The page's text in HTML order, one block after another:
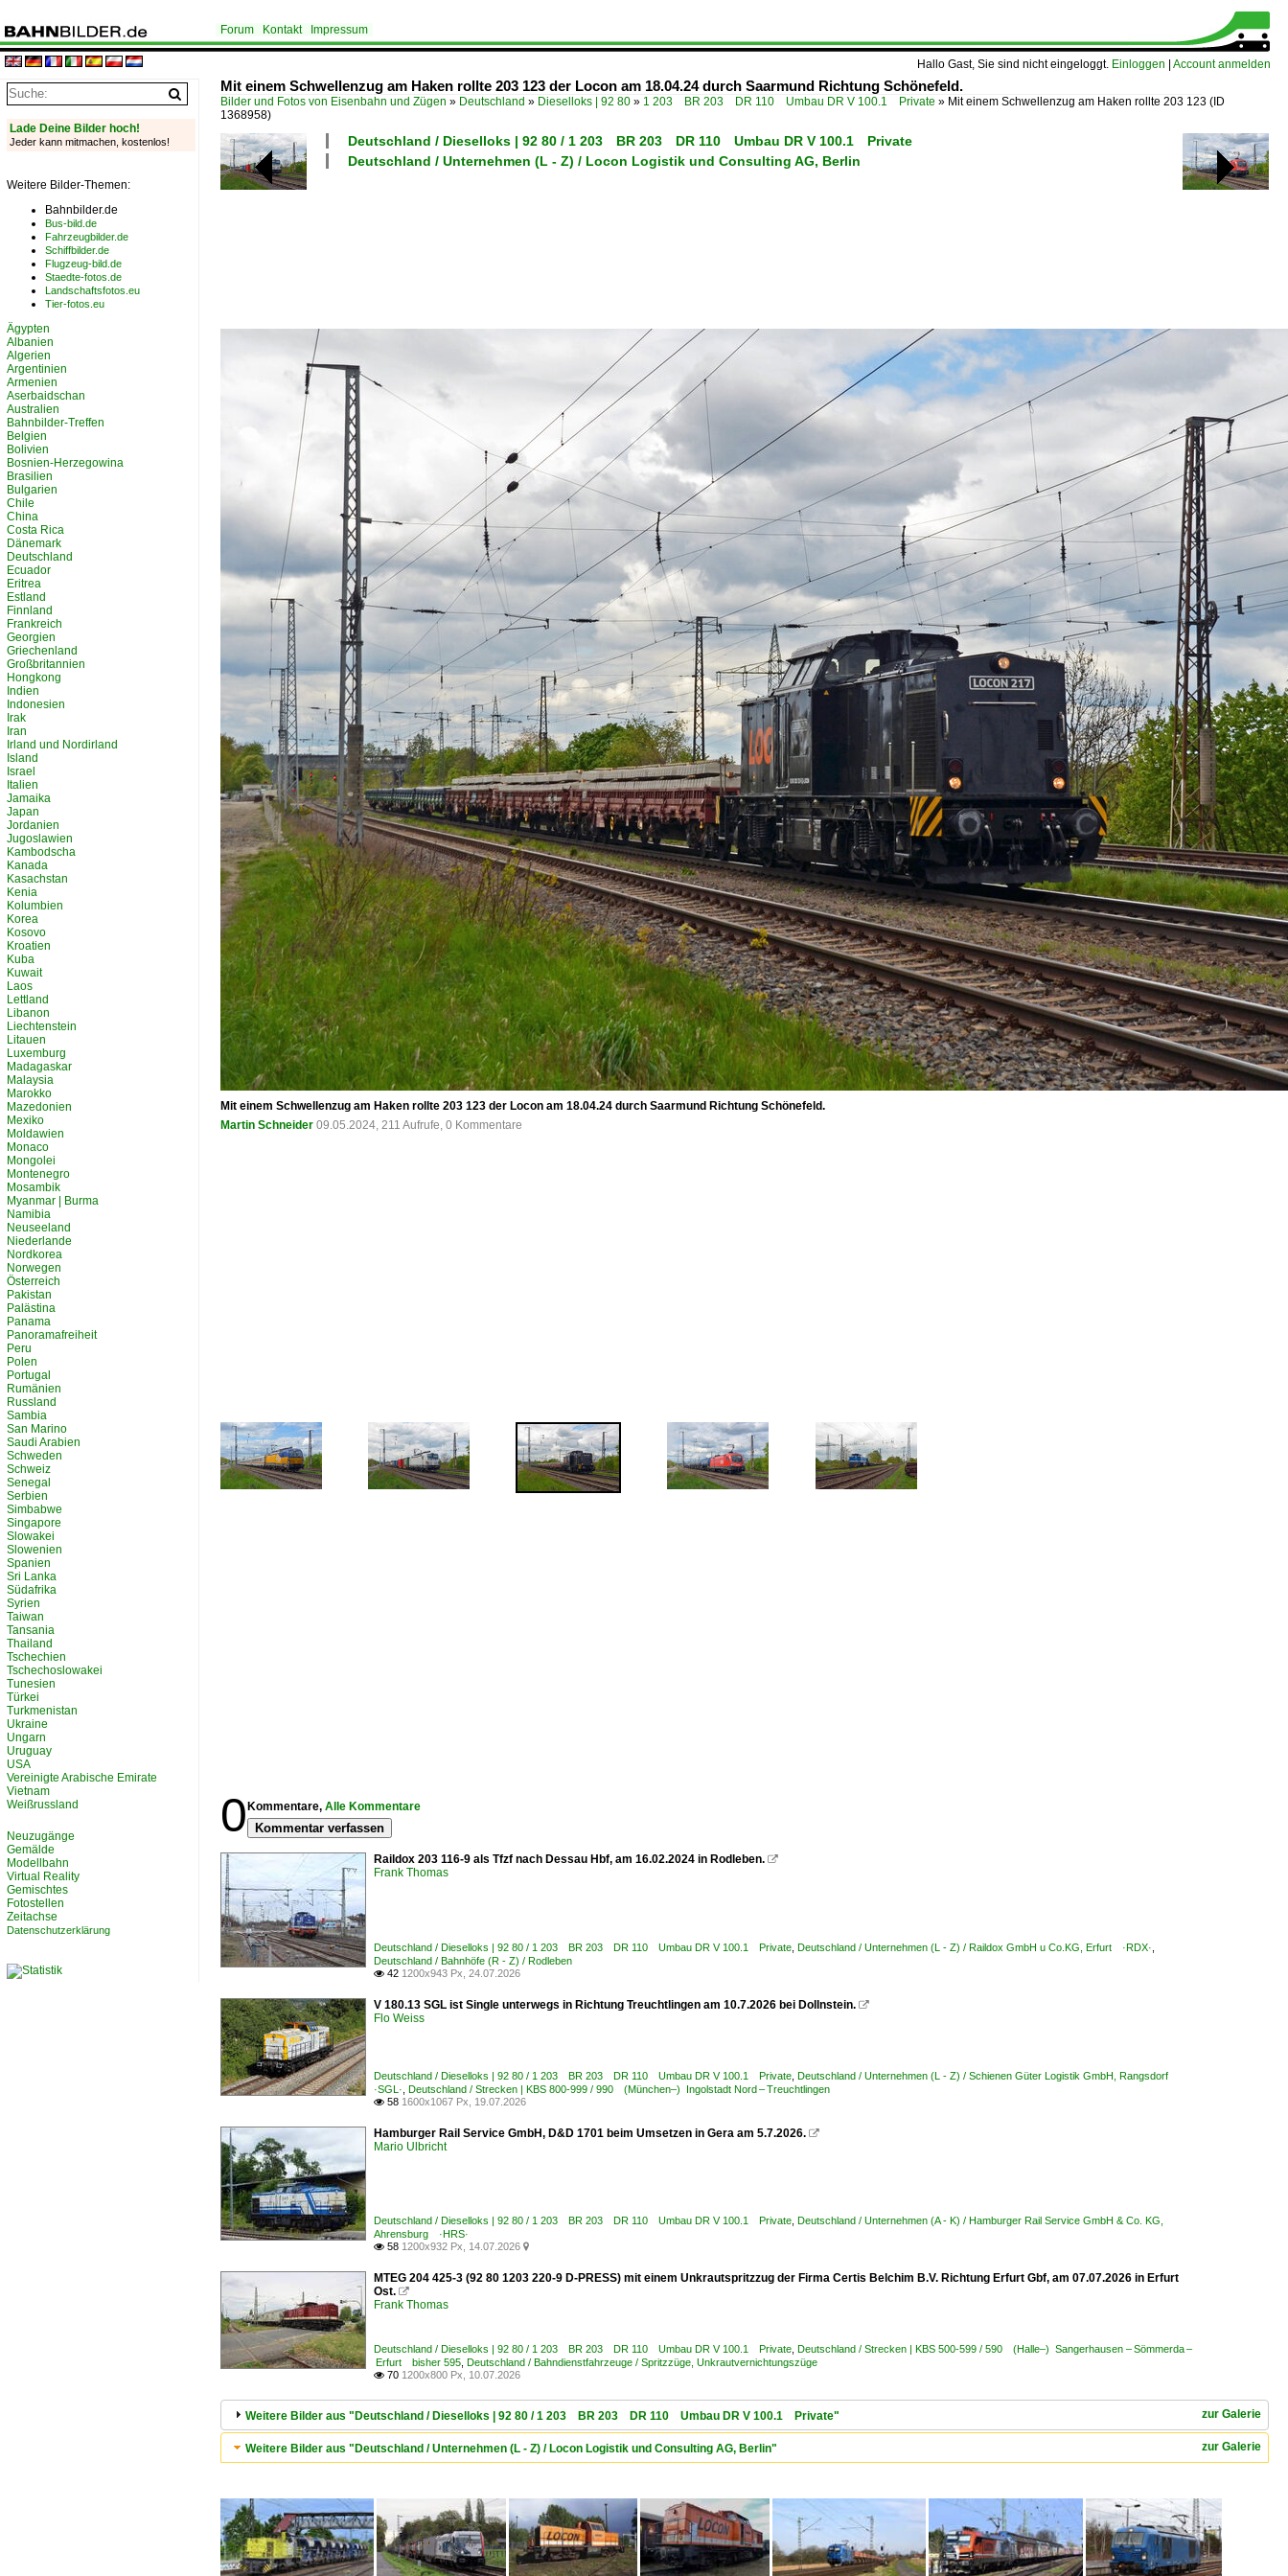
Hallo Gast, Sie sind nicht eingeloggt. Einloggen Account anmelden
Forum Kontakt Impressum
Mit einem Schwellenzug am Haken rollte 203 123 der Locon am 18.04.24 durch Saarmund Richtung Schönefeld.
Bilder und Fotos von Eisenbahn und Zügen » Deutschland » Dieselloks | 92 80 » 1 203 BR 203 DR 110 Umbau DR V 100.1 Private » Mit einem Schwellenzug am Haken rollte 203 123 (ID
1368958)
Deutschland / Dieselloks | 92 80 / 1 203 BR 203 DR 110 Umbau DR V 100.1 Private
Deutschland / Unternehmen (L - Z) / Locon Logistik und Consulting AG, Berlin
Mit einem Schwellenzug am Haken rollte 203 123 der Locon am 18.04.24 durch Saarmund Richtung Schönefeld.
Martin Schneider 09.05.2024, 211 Aufrufe, 0 Kommentare
0 Kommentare, Alle Kommentare
Kommentar verfassen
Raildox 203 116-9 als Tfzf nach Dessau Hbf, am 16.02.2024 in Rodleben. 
Frank Thomas
Deutschland / Dieselloks | 92 80 / 1 203 BR 203 DR 110 Umbau DR V 100.1 Private Deutschland / Unternehmen (L - Z) / Raildox GmbH u Co.KG, Erfurt ·RDX·
Deutschland / Bahnhöfe (R - Z) / Rodleben
 42 1200x943 Px, 24.07.2026
V 180.13 SGL ist Single unterwegs in Richtung Treuchtlingen am 10.7.2026 bei Dollnstein. 
Flo Weiss
Deutschland / Dieselloks | 92 80 / 1 203 BR 203 DR 110 Umbau DR V 100.1 Private Deutschland / Unternehmen (L - Z) / Schienen Güter Logistik GmbH, Rangsdorf
·SGL· Deutschland / Strecken | KBS 800-999 / 990 (München–) Ingolstadt Nord – Treuchtlingen
 58 1600x1067 Px, 19.07.2026
Hamburger Rail Service GmbH, D&D 1701 beim Umsetzen in Gera am 5.7.2026. 
Mario Ulbricht
Deutschland / Dieselloks | 92 80 / 1 203 BR 203 DR 110 Umbau DR V 100.1 Private Deutschland / Unternehmen (A - K) / Hamburger Rail Service GmbH & Co. KG,
Ahrensburg ·HRS·
 58 1200x932 Px, 14.07.2026 
MTEG 204 425-3 (92 80 1203 220-9 D-PRESS) mit einem Unkrautspritzzug der Firma Certis Belchim B.V. Richtung Erfurt Gbf, am 07.07.2026 in Erfurt
Ost. 
Frank Thomas
Deutschland / Dieselloks | 92 80 / 1 203 BR 203 DR 110 Umbau DR V 100.1 Private Deutschland / Strecken | KBS 500-599 / 590 (Halle–) Sangerhausen – Sömmerda –
Erfurt bisher 595 Deutschland / Bahndienstfahrzeuge / Spritzzüge, Unkrautvernichtungszüge
 70 1200x800 Px, 10.07.2026
zur Galerie
Weitere Bilder aus "Deutschland / Dieselloks | 92 80 / 1 203 BR 203 DR 110 Umbau DR V 100.1 Private"
zur Galerie
Weitere Bilder aus "Deutschland / Unternehmen (L - Z) / Locon Logistik und Consulting AG, Berlin"
Lade Deine Bilder hoch!
Jeder kann mitmachen, kostenlos!
Weitere Bilder-Themen:
Bahnbilder.de
Bus-bild.de
Fahrzeugbilder.de
Schiffbilder.de
Flugzeug-bild.de
Staedte-fotos.de
Landschaftsfotos.eu
Tier-fotos.eu
Ägypten
Albanien
Algerien
Argentinien
Armenien
Aserbaidschan
Australien
Bahnbilder-Treffen
Belgien
Bolivien
Bosnien-Herzegowina
Brasilien
Bulgarien
Chile
China
Costa Rica
Dänemark
Deutschland
Ecuador
Eritrea
Estland
Finnland
Frankreich
Georgien
Griechenland
Großbritannien
Hongkong
Indien
Indonesien
Irak
Iran
Irland und Nordirland
Island
Israel
Italien
Jamaika
Japan
Jordanien
Jugoslawien
Kambodscha
Kanada
Kasachstan
Kenia
Kolumbien
Korea
Kosovo
Kroatien
Kuba
Kuwait
Laos
Lettland
Libanon
Liechtenstein
Litauen
Luxemburg
Madagaskar
Malaysia
Marokko
Mazedonien
Mexiko
Moldawien
Monaco
Mongolei
Montenegro
Mosambik
Myanmar | Burma
Namibia
Neuseeland
Niederlande
Nordkorea
Norwegen
Österreich
Pakistan
Palästina
Panama
Panoramafreiheit
Peru
Polen
Portugal
Rumänien
Russland
Sambia
San Marino
Saudi Arabien
Schweden
Schweiz
Senegal
Serbien
Simbabwe
Singapore
Slowakei
Slowenien
Spanien
Sri Lanka
Südafrika
Syrien
Taiwan
Tansania
Thailand
Tschechien
Tschechoslowakei
Tunesien
Türkei
Turkmenistan
Ukraine
Ungarn
Uruguay
USA
Vereinigte Arabische Emirate
Vietnam
Weißrussland
Neuzugänge
Gemälde
Modellbahn
Virtual Reality
Gemischtes
Fotostellen
Zeitachse
Datenschutzerklärung